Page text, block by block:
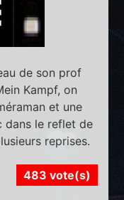
de son prof
Kampf, on
et une
dans le reflet de
reprises.
483 vote(s)